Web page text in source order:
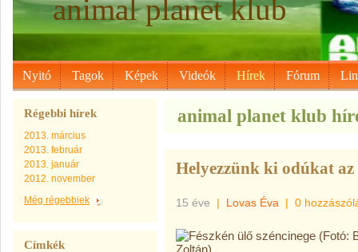
animal planet klub
Nyitó Tagok Képek Videók Hírek Fórum
Régebbi hírek
2013. március
2013. február
2013. január
2012. november
Még régebbiek
Címkék
animal planet klub
Helyezzünk ki odúkat
15 éve | Lovas Éva | 0